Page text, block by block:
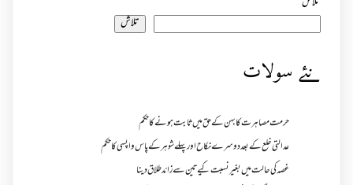
تلاش
نئے سولات
حرمت مصاہرت کا بہن کے حق میں ثابت ہونے کا حکم
عدالتی خلع کے بعد دوسرے نکاح اور پہلے شوہر کے پاس واپسی کا حکم
غصہ کی حالت میں بغیر نسبت کیے تین سے زائد طلاق دینا